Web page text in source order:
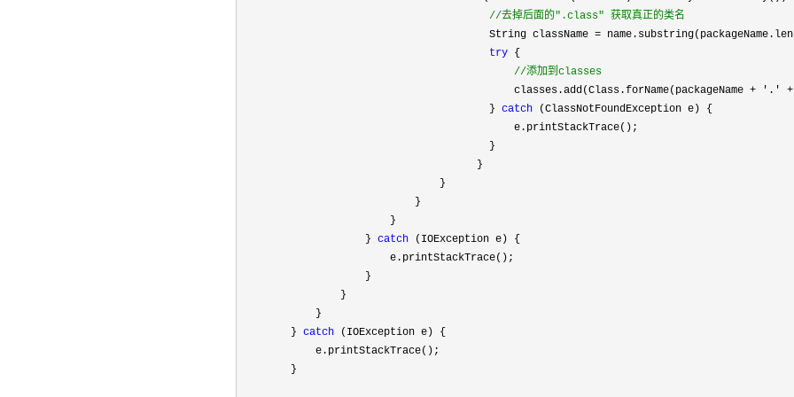
//去掉后面的".class" 获取真正的类名
String className = name.substring(packageName.length() +
try {
//添加到classes
classes.add(Class.forName(packageName + '.' +
} catch (ClassNotFoundException e) {
e.printStackTrace();
}
}
}
}
}
} catch (IOException e) {
e.printStackTrace();
}
}
}
} catch (IOException e) {
e.printStackTrace();
}